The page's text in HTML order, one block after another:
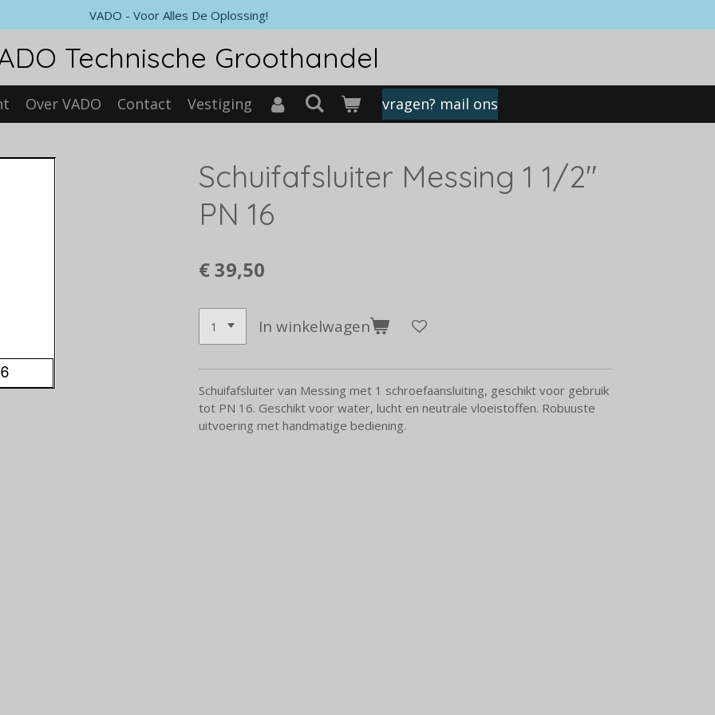
VADO - Voor Alles De Oplossing!
Technische Groothandel
Over VADO Contact Vestiging vragen? mail ons
Schuifafsluiter Messing 1 1/2''
PN 16
€ 39,50
In winkelwagen
Schuifafsluiter van Messing met 1 schroefaansluiting, geschikt voor gebruik
tot PN 16. Geschikt voor water, lucht en neutrale vloeistoffen. Robuuste
uitvoering met handmatige bediening.